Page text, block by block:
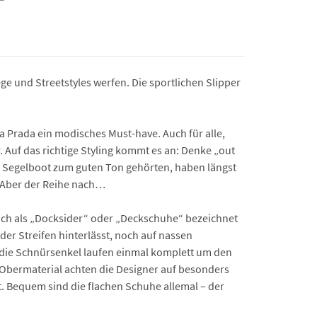
und Streetstyles werfen. Die sportlichen Slipper
ein modisches Must-have. Auch für alle,
das richtige Styling kommt es an: Denke „out
zum guten Ton gehörten, haben längst
der Reihe nach…
als „Docksider“ oder „Deckschuhe“ bezeichnet
Streifen hinterlässt, noch auf nassen
Schnürsenkel laufen einmal komplett um den
achten die Designer auf besonders
sind die flachen Schuhe allemal – der